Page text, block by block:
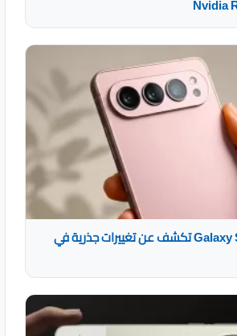
تسريبات Galaxy S27 Ultra تكشف عن تغييرات جذرية في